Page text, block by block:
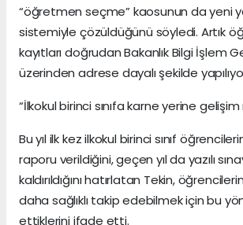
“öğretmen seçme” kaosunun da yeni
sistemiyle çözüldüğünü söyledi. Artık
kayıtları doğrudan Bakanlık Bilgi İşlem
üzerinden adrese dayalı şekilde
“İlkokul birinci sınıfa karne yerine
Bu yıl ilk kez ilkokul birinci sınıf
raporu verildiğini, geçen yıl da yazılı
kaldırıldığını hatırlatan Tekin,
daha sağlıklı takip edebilmek için bu
ettiklerini ifade etti.